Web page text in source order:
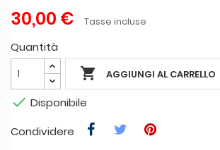
30,00 € Tasse incluse
Quantità
 AGGIUNGI AL CARRELLO
 Disponibile
Condividere